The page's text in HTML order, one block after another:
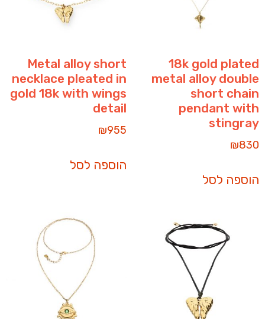
18k gold plated
metal alloy double
short chain
pendant with
stingray
₪830
הוספה לסל
Metal alloy short
necklace pleated in
gold 18k with wings
detail
₪955
הוספה לסל